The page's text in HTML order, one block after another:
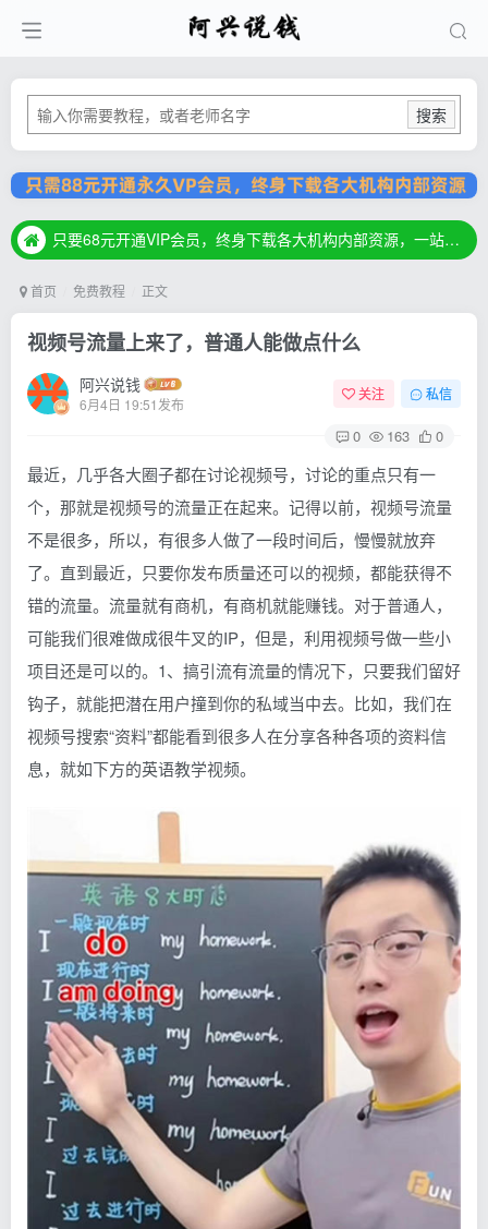
搜索
只要68元开通VIP会员，终身下载各大机构内部资源，一站式草根创业基地，最新最强网赚教程大全，小投入，大回报！
只要68元开通VIP会员，终身下载各大机构内部资源，一站式草根创业基地，最新最强网赚教程大全，小投入，大回报！
首页 免费教程 正文
视频号流量上来了，普通人能做点什么
阿兴说钱
6月4日 19:51发布
关注 私信
0 163 0
最近，几乎各大圈子都在讨论视频号，讨论的重点只有一
个，那就是视频号的流量正在起来。记得以前，视频号流量
不是很多，所以，有很多人做了一段时间后，慢慢就放弃
了。直到最近，只要你发布质量还可以的视频，都能获得不
错的流量。流量就有商机，有商机就能赚钱。对于普通人，
可能我们很难做成很牛叉的IP，但是，利用视频号做一些小
项目还是可以的。1、搞引流有流量的情况下，只要我们留好
钩子，就能把潜在用户撞到你的私域当中去。比如，我们在
视频号搜索“资料”都能看到很多人在分享各种各项的资料信
息，就如下方的英语教学视频。